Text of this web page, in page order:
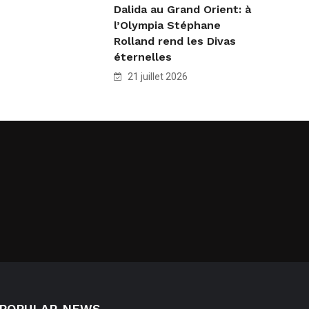
Dalida au Grand Orient: à
l’Olympia Stéphane
Rolland rend les Divas
éternelles
21 juillet 2026